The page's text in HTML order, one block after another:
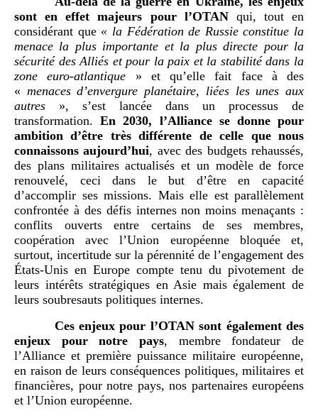
sont en effet majeurs pour l’OTANqui, tout en
considérant que « la Fédération de Russie constitue la
menace la plus importante et la plus directe pour la
sécurité des Alliés et pour la paix et la stabilité dans la
zone euro-atlantique » et qu’elle fait face à des
« menaces d’envergure planétaire, liées les unes aux
autres », s’est lancée dans un processus de
transformation.En 2030, l’Alliance se donne pour
ambition d’être très différente de celle que nous
connaissons aujourd’hui, avec des budgets rehaussés,
des plans militaires actualisés et un modèle de force
renouvelé, ceci dans le but d’être en capacité
d’accomplir ses missions. Mais elle est parallèlement
confrontée à des défis internes non moins menaçants :
conflits ouverts entre certains de ses membres,
coopération avec l’Union européenne bloquée et,
surtout, incertitude sur la pérennité de l’engagement des
États-Unis en Europe compte tenu du pivotement de
leurs intérêts stratégiques en Asie mais également de
leurs soubresauts politiques internes.
Ces enjeux pour l’OTAN sont également des
enjeux pour notre pays, membre fondateur de
l’Alliance et première puissance militaire européenne,
en raison de leurs conséquences politiques, militaires et
financières, pour notre pays, nos partenaires européens
et l’Union européenne.